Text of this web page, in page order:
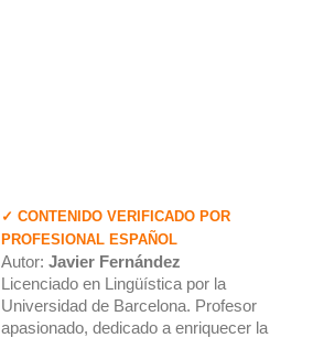
✓ CONTENIDO VERIFICADO POR
PROFESIONAL ESPAÑOL
Autor: Javier Fernández
Licenciado en Lingüística por la
Universidad de Barcelona. Profesor
apasionado, dedicado a enriquecer la